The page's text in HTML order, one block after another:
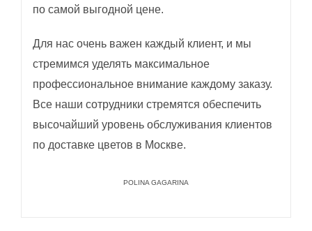
по самой выгодной цене.
Для нас очень важен каждый клиент, и мы
стремимся уделять максимальное
профессиональное внимание каждому заказу.
Все наши сотрудники стремятся обеспечить
высочайший уровень обслуживания клиентов
по доставке цветов в Москве.
POLINA GAGARINA